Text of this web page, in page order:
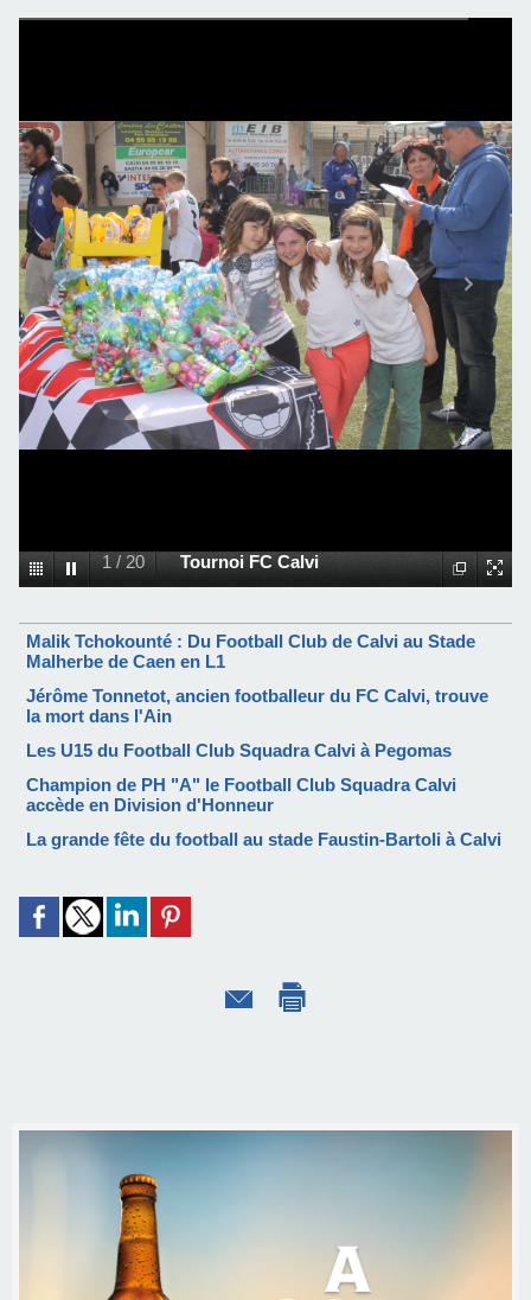
1 / 20 Tournoi FC Calvi
Malik Tchokounté : Du Football Club de Calvi au Stade
Malherbe de Caen en L1
Jérôme Tonnetot, ancien footballeur du FC Calvi, trouve
la mort dans l'Ain
Les U15 du Football Club Squadra Calvi à Pegomas
Champion de PH "A" le Football Club Squadra Calvi
accède en Division d'Honneur
La grande fête du football au stade Faustin-Bartoli à Calvi